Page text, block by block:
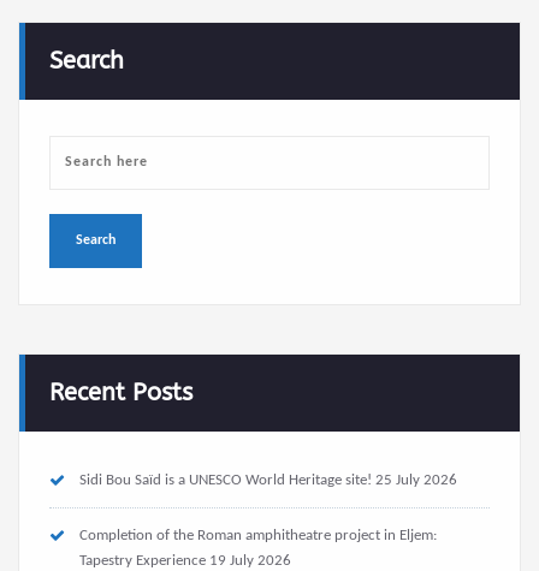
Search
Recent Posts
Sidi Bou Saïd is a UNESCO World Heritage site! 25 July 2026
Completion of the Roman amphitheatre project in Eljem:
Tapestry Experience 19 July 2026